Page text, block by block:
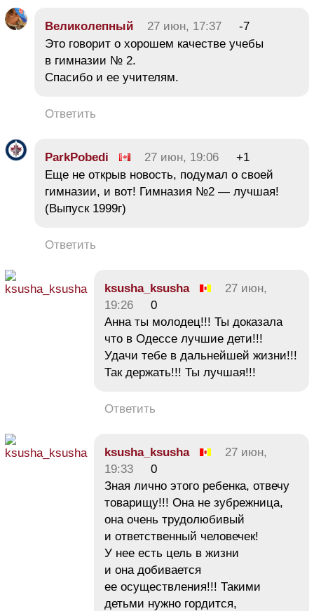
Великолепный 27 июн, 17:37
-7
Это говорит о хорошем качестве учебы
в гимназии № 2.
Спасибо и ее учителям.
Ответить
ParkPobedi 27 июн, 19:06
+1
Еще не открыв новость, подумал о своей
гимназии, и вот! Гимназия №2 — лучшая!
(Выпуск 1999г)
Ответить
ksusha_ksusha
27 июн,
19:26
0
Анна ты молодец!!! Ты доказала
что в Одессе лучшие дети!!!
Удачи тебе в дальнейшей жизни!!!
Так держать!!! Ты лучшая!!!
Ответить
ksusha_ksusha
27 июн,
19:33
0
Зная лично этого ребенка, отвечу
товарищу!!! Она не зубрежница,
она очень трудолюбивый
и ответственный человечек!
У нее есть цель в жизни
и она добивается
ее осуществления!!! Такими
детьми нужно гордится,